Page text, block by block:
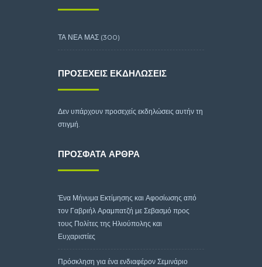
ΤΑ ΝΕΑ ΜΑΣ (300)
ΠΡΟΣΕΧΕΊΣ ΕΚΔΗΛΏΣΕΙΣ
Δεν υπάρχουν προσεχείς εκδηλώσεις αυτήν τη
στιγμή.
ΠΡΌΣΦΑΤΑ ΆΡΘΡΑ
Ένα Μήνυμα Εκτίμησης και Αφοσίωσης από
τον Γαβριήλ Αραμπατζή με Σεβασμό προς
τους Πολίτες της Ηλιούπολης και
Ευχαριστίες
Πρόσκληση για ένα ενδιαφέρον Σεμινάριο